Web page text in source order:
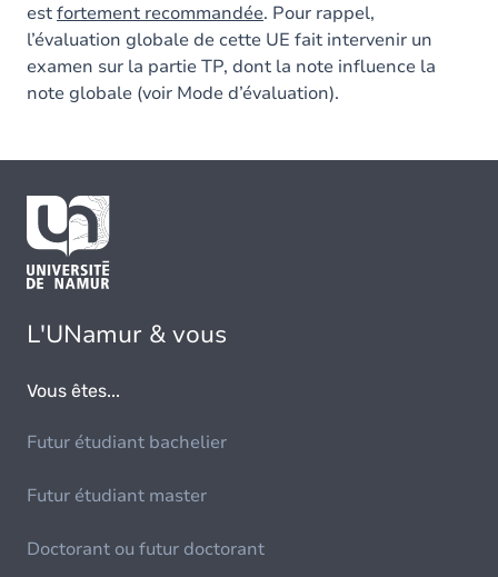
estfortement recommandée. Pour rappel,
l’évaluation globale de cette UE fait intervenir un
examen sur la partie TP, dont la note influence la
note globale (voir Mode d’évaluation).
L'UNamur & vous
Vous êtes...
Futur étudiant bachelier
Futur étudiant master
Doctorant ou futur doctorant